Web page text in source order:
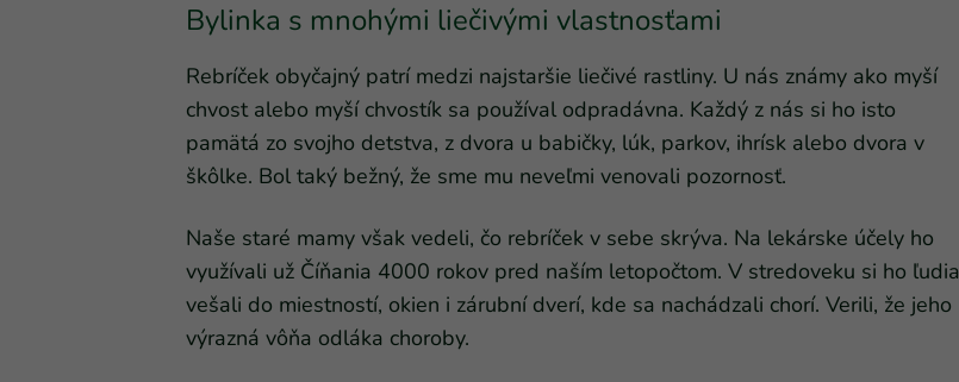
Bylinka s mnohými liečivými vlastnosťami
Rebríček obyčajný patrí medzi najstaršie liečivé rastliny. U nás známy ako myší
chvost alebo myší chvostík sa používal odpradávna. Každý z nás si ho isto
pamätá zo svojho detstva, z dvora u babičky, lúk, parkov, ihrísk alebo dvora v
škôlke. Bol taký bežný, že sme mu neveľmi venovali pozornosť.
Naše staré mamy však vedeli, čo rebríček v sebe skrýva. Na lekárske účely ho
využívali už Číňania 4000 rokov pred naším letopočtom. V stredoveku si ho ľudia
vešali do miestností, okien i zárubní dverí, kde sa nachádzali chorí. Verili, že jeho
výrazná vôňa odláka choroby.